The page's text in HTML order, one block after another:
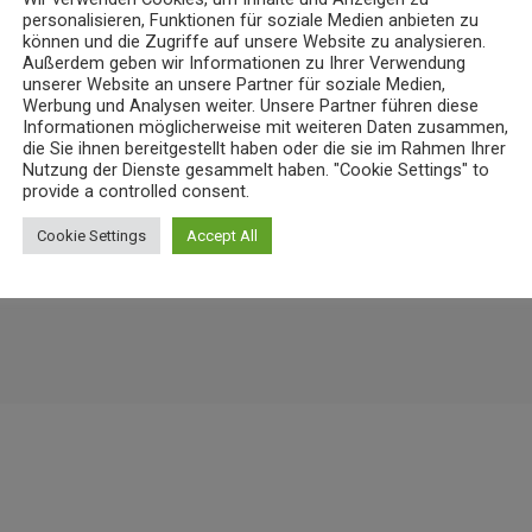
koveb erweitert
Niedrigwasser belastet Gewässer
Koblenz
today 7. AUGUST 2026
personalisieren, Funktionen für soziale Medien anbieten zu
können und die Zugriffe auf unsere Website zu analysieren.
Außerdem geben wir Informationen zu Ihrer Verwendung
unserer Website an unsere Partner für soziale Medien,
Werbung und Analysen weiter. Unsere Partner führen diese
Informationen möglicherweise mit weiteren Daten zusammen,
die Sie ihnen bereitgestellt haben oder die sie im Rahmen Ihrer
Nutzung der Dienste gesammelt haben. "Cookie Settings" to
provide a controlled consent.
Cookie Settings Accept All